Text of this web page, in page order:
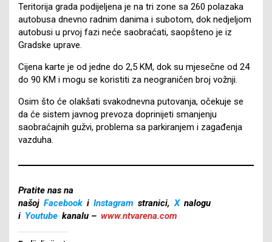
Teritorija grada podijeljena je na tri zone sa 260 polazaka
autobusa dnevno radnim danima i subotom, dok nedjeljom
autobusi u prvoj fazi neće saobraćati, saopšteno je iz
Gradske uprave.
Cijena karte je od jedne do 2,5 KM, dok su mjesečne od 24
do 90 KM i mogu se koristiti za neograničen broj vožnji.
Osim što će olakšati svakodnevna putovanja, očekuje se
da će sistem javnog prevoza doprinijeti smanjenju
saobraćajnih gužvi, problema sa parkiranjem i zagađenja
vazduha.
Pratite nas na
našoj Facebook i Instagram stranici, X nalogu
i Youtube kanalu – www.ntvarena.com